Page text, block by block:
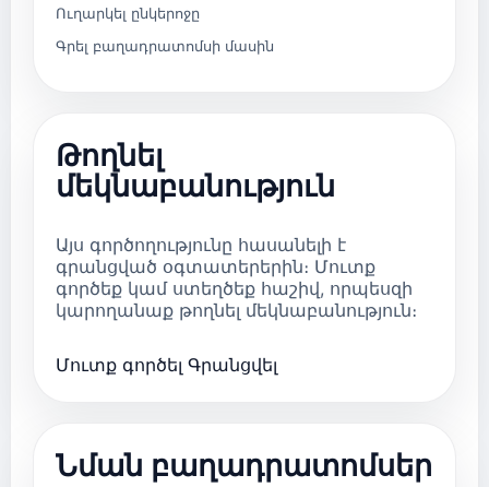
Ուղարկել ընկերոջը
Գրել բաղադրատոմսի մասին
Թողնել
մեկնաբանություն
Այս գործողությունը հասանելի է
գրանցված օգտատերերին։ Մուտք
գործեք կամ ստեղծեք հաշիվ, որպեսզի
կարողանաք թողնել մեկնաբանություն։
Մուտք գործել Գրանցվել
Նման բաղադրատոմսեր